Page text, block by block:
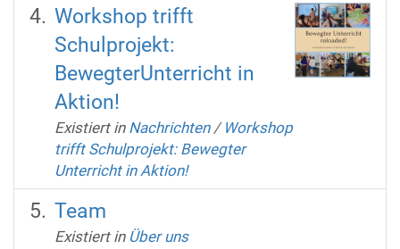
Workshop trifft
Schulprojekt:
BewegterUnterricht in
Aktion!
Existiert in Nachrichten / Workshop
trifft Schulprojekt: Bewegter
Unterricht in Aktion!
Team
Existiert in Über uns